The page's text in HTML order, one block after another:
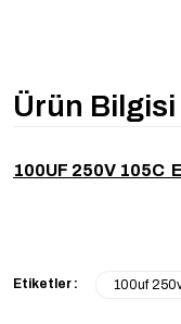
Ürün Bilgisi
100UF 250V 105C
Etiketler : 100uf